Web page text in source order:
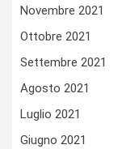
Novembre 2021
Ottobre 2021
Settembre 2021
Agosto 2021
Luglio 2021
Giugno 2021